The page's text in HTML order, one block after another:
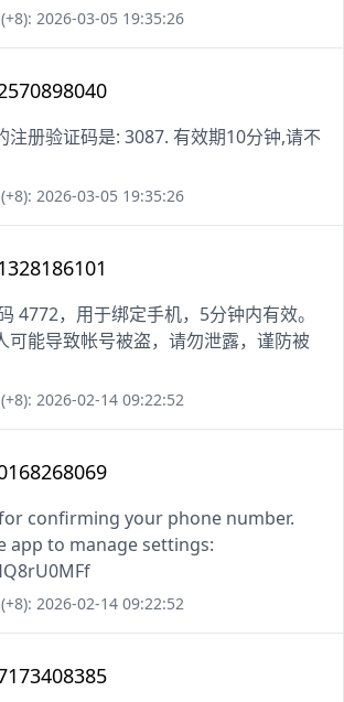
2026-03-05 19:35:26
注册验证码是: 3087. 有效期10分钟,请不
2026-03-05 19:35:26
4772，用于绑定手机，5分钟内有效。
可能导致帐号被盗，请勿泄露，谨防被
2026-02-14 09:22:52
confirming your phone number.
app to manage settings:
2026-02-14 09:22:52